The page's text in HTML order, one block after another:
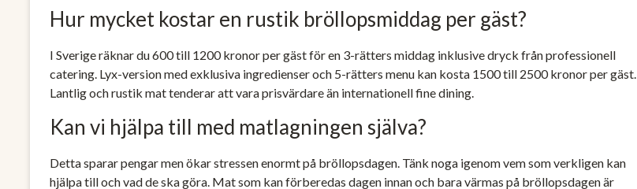
Hur mycket kostar en rustik bröllopsmiddag per gäst?
I Sverige räknar du 600 till 1200 kronor per gäst för en 3-rätters middag inklusive dryck från professionell
catering. Lyx-version med exklusiva ingredienser och 5-rätters menu kan kosta 1500 till 2500 kronor per gäst.
Lantlig och rustik mat tenderar att vara prisvärdare än internationell fine dining.
Kan vi hjälpa till med matlagningen själva?
Detta sparar pengar men ökar stressen enormt på bröllopsdagen. Tänk noga igenom vem som verkligen kan
hjälpa till och vad de ska göra. Mat som kan förberedas dagen innan och bara värmas på bröllopsdagen är